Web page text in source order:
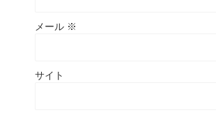
メール ※
サイト